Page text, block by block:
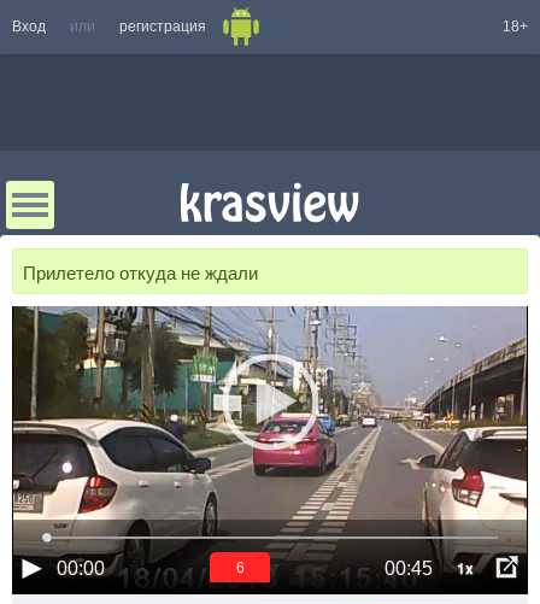
Вход или регистрация 18+
Прилетело откуда не ждали
00:00 00:45 1x
6